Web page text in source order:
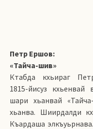
Петр Ершов:
«Тайча-шив»
Ктабда кхьираг
1815-йисуз кхьенвай
шари хьанвай
хьанва. Шиирдалди
Къардаша